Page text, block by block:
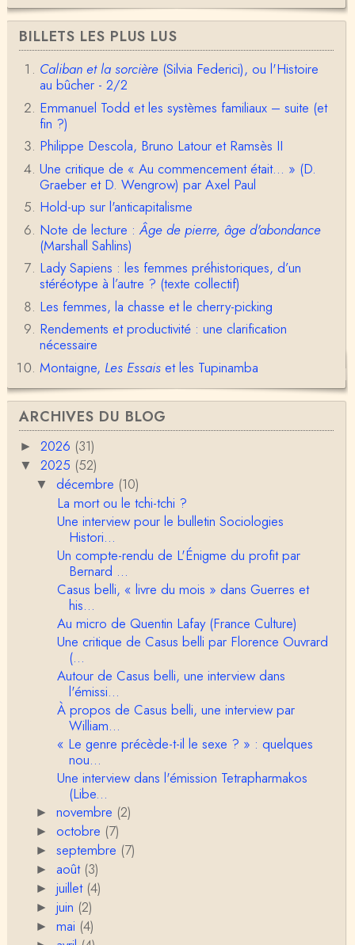
anne hebrard
Bonjour, peut-on trouver maintenant le manuscrit d'Al
ain Testart de 2009, souvent cité ?
Claude Julien
Bonjour Monsieur,Récent abonné à votre blog, je vi
ens de lire votre dernière publication, qui m’a be…
Anonymous
1° Le message subliminal est celui-ci: il y a un sché
ma évolutif des sociétés, avec des stades infér…
Olivier Anselm
Une nouvelle fois, cher Christophe Darmangeat, m
erci pour l'intelligence et le sens salutaire de…
Christophe Darmangeat
Déjà, je ne vois pas pourquoi le pénis compterait
moins que la peau ! ;-)Ensuite, je ne vois pas no…
Damian
oute une faute de frappe dans la citation de A,
H…
Pierre
Bonjour,En fin de conférence vous évoquez les ca
uses de l'apparition de la notion d'égalité …
Christophe Darmangeat
En deux mots : vos questions sont légitimes, mais p
our la plupart d'entre elles, les données fon…
RV
Le concept de genre est un sacré foutoir – même
si l’on met de coté les acceptions récentes du mot
c…
Anonymous
Porteuses d'eau. Là les philosophes peuvent nous
servir à quelque chose (Bachelard, Gilbert Dura…
Christophe Darmangeat
C'est peut-être là où il faudrait s'entendre sur ce q
u'on appelle le genre, parce que j&…
Anonymous
Je pense que VB a raison, mais j'ajouterais que la
disparition du genre dont parle Christophe Da…
Sylvain Lejeune
Bonjour, j'ai trouvé cette intervention au Collège de
France très stimulante, ce qui m'a fai…
Christophe Darmangeat
Lis cela (jusqu'au bout !) : https://www.lahuttedescl
asses.net/2018/06/xenophobie-primitive.html
Damian
Bravo et Merci pour cette émission ! "la xénophobi
BILLETS LES PLUS LUS
Caliban et la sorcière(Silvia Federici), ou l'Histoire
au bûcher - 2/2
Emmanuel Todd et les systèmes familiaux – suite (et
fin ?)
Philippe Descola, Bruno Latour et Ramsès II
Une critique de « Au commencement était... » (D.
Graeber et D. Wengrow) par Axel Paul
Hold-up sur l'anticapitalisme
Note de lecture :Âge de pierre, âge d'abondance
(Marshall Sahlins)
Lady Sapiens : les femmes préhistoriques, d’un
stéréotype à l’autre ? (texte collectif)
Les femmes, la chasse et le cherry-picking
Rendements et productivité : une clarification
nécessaire
Montaigne, Les Essaiset les Tupinamba
ARCHIVES DU BLOG
► 2026 (31)
▼ 2025 (52)
▼ décembre (10)
La mort ou le tchi-tchi ?
Une interview pour le bulletin Sociologies
Histori...
Un compte-rendu de L'Énigme du profit par
Bernard ...
Casus belli, « livre du mois » dans Guerres et
his...
Au micro de Quentin Lafay (France Culture)
Une critique de Casus belli par Florence Ouvrard
(...
Autour de Casus belli, une interview dans
l'émissi...
À propos de Casus belli, une interview par
William...
« Le genre précède-t-il le sexe ? » : quelques
nou...
Une interview dans l'émission Tetrapharmakos
(Libe...
►novembre (2)
► octobre (7)
►septembre (7)
►août (3)
►juillet (4)
►juin (2)
►mai (4)